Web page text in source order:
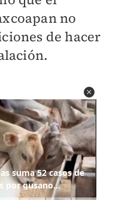
no
de hacer